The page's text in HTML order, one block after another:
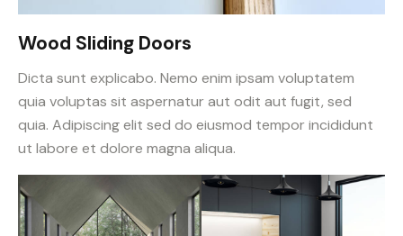
Wood Sliding Doors
Dicta sunt explicabo. Nemo enim ipsam voluptatem
quia voluptas sit aspernatur aut odit aut fugit, sed
quia. Adipiscing elit sed do eiusmod tempor incididunt
ut labore et dolore magna aliqua.